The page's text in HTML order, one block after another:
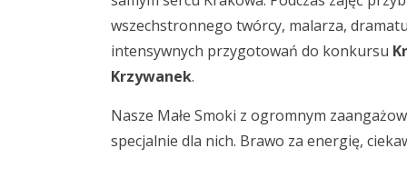
wszechstronnego twórcy, malarza,
intensywnych przygotowań do konkursu
Krzywanek.
Nasze Małe Smoki z ogromnym
specjalnie dla nich. Brawo za energię,